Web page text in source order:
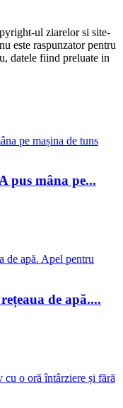
ul ziarelor si site-
este raspunzator pentru
datele fiind preluate in
pus mâna pe...
de apă....